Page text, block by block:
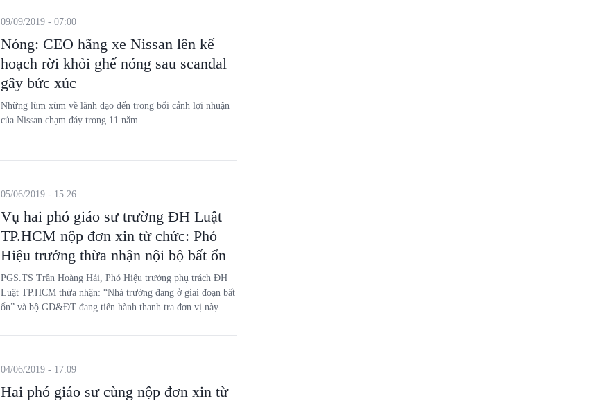
Nóng: CEO hãng xe Nissan lên kế
hoạch rời khỏi ghế nóng sau scandal
gây bức xúc
09/09/2019 - 07:00
Những lùm xùm về lãnh đạo đến trong bối cảnh lợi nhuận
của Nissan chạm đáy trong 11 năm.
Vụ hai phó giáo sư trường ĐH Luật
TP.HCM nộp đơn xin từ chức: Phó
Hiệu trưởng thừa nhận nội bộ bất ổn
05/06/2019 - 15:26
PGS.TS Trần Hoàng Hải, Phó Hiệu trưởng phụ trách ĐH
Luật TP.HCM thừa nhận: “Nhà trường đang ở giai đoạn bất
ổn” và bộ GD&ĐT đang tiến hành thanh tra đơn vị này.
Hai phó giáo sư cùng nộp đơn xin từ
04/06/2019 - 17:09